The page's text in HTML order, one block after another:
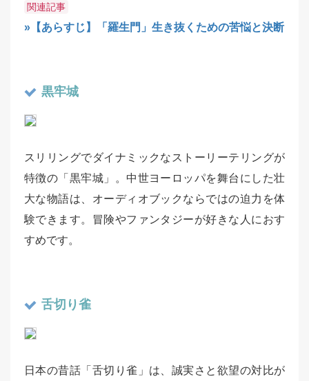
関連記事
»【あらすじ】「羅生門」生き抜くための苦悩と決断
黒牢城
スリリングでダイナミックなストーリーテリングが
特徴の「黒牢城」。中世ヨーロッパを舞台にした壮
大な物語は、オーディオブックならではの迫力を体
験できます。冒険やファンタジーが好きな人におす
すめです。
舌切り雀
日本の昔話「舌切り雀」は、誠実さと欲望の対比が